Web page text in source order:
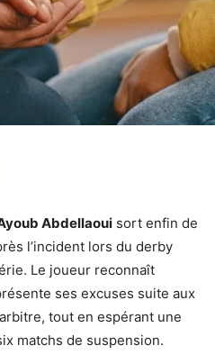
Abdellaoui sort enfin de
l’incident lors du derby
Le joueur reconnaît
ses excuses suite aux
tout en espérant une
matchs de suspension.